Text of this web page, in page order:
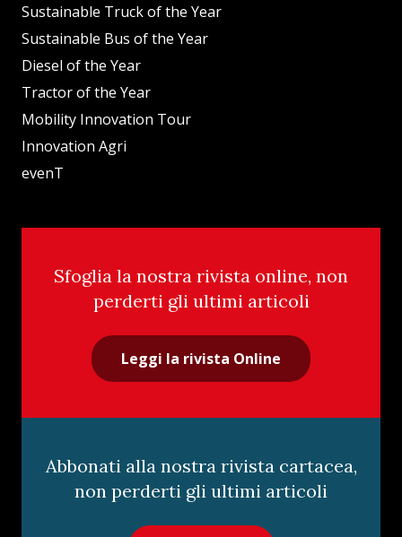
Sustainable Truck of the Year
Sustainable Bus of the Year
Diesel of the Year
Tractor of the Year
Mobility Innovation Tour
Innovation Agri
evenT
Sfoglia la nostra rivista online, non
perderti gli ultimi articoli
Leggi la rivista Online
Abbonati alla nostra rivista cartacea,
non perderti gli ultimi articoli